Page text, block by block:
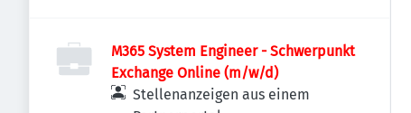
M365 System Engineer - Schwerpunkt
Exchange Online (m/w/d)
Stellenanzeigen aus einem